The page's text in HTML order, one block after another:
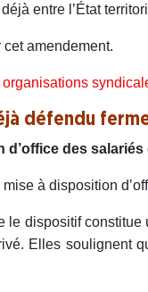
entre l’État
cet amendement.
défendu
d’office des
à disposition
le dispositif
Elles soulignent